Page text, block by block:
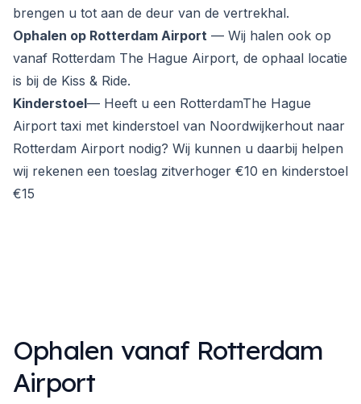
brengen u tot aan de deur van de vertrekhal.
Ophalen op Rotterdam Airport — Wij halen ook op
vanaf Rotterdam The Hague Airport, de ophaal locatie
is bij de Kiss & Ride.
Kinderstoel— Heeft u een RotterdamThe Hague
Airport taxi met kinderstoel van Noordwijkerhout naar
Rotterdam Airport nodig? Wij kunnen u daarbij helpen
wij rekenen een toeslag zitverhoger €10 en kinderstoel
€15
Ophalen vanaf Rotterdam
Airport